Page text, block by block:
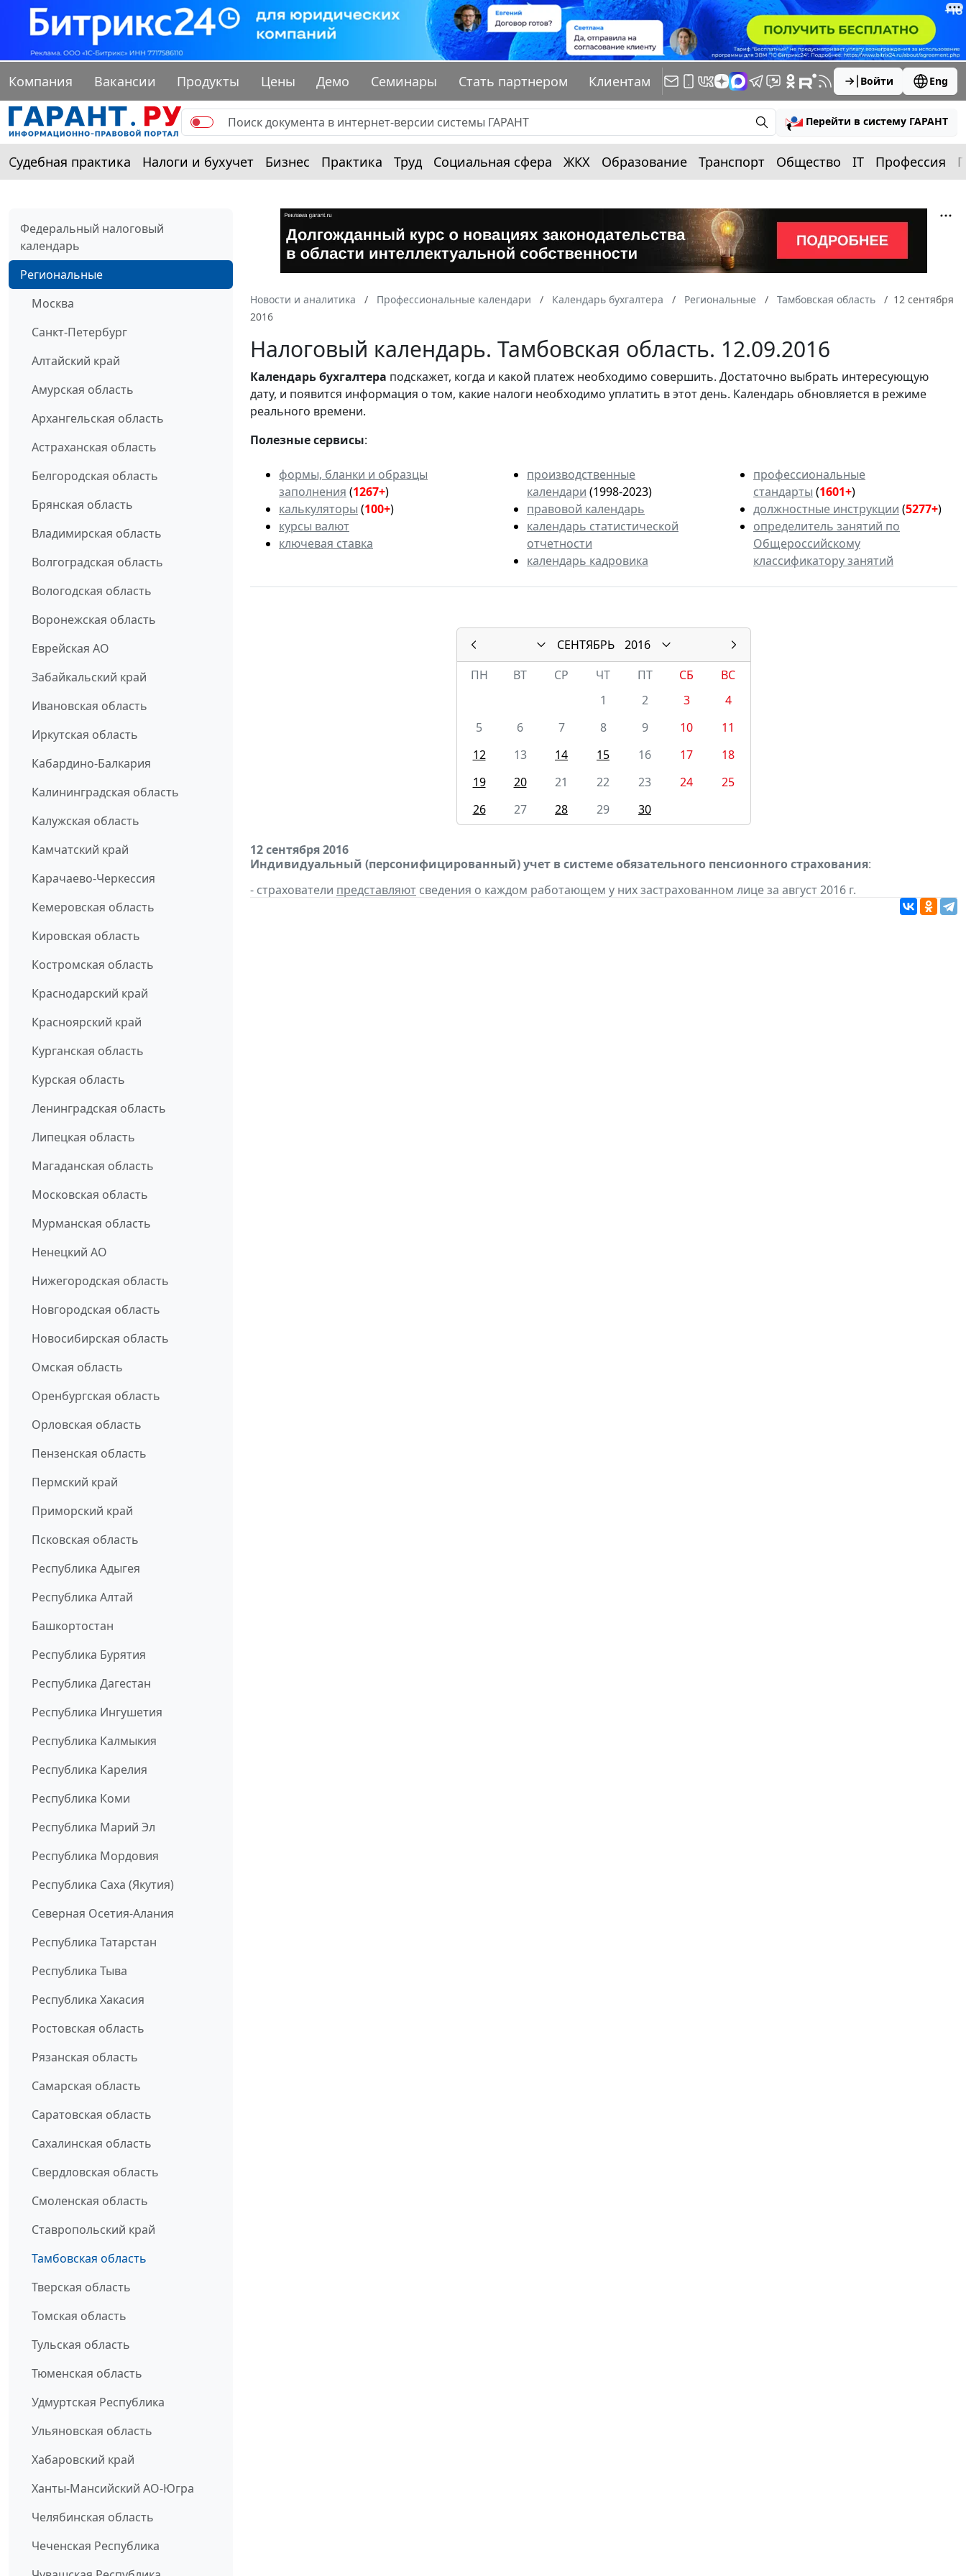
Компания Вакансии Продукты Цены Демо Семинары Стать партнером Клиентам Войти Eng
Перейти в систему ГАРАНТ
Судебная практика Налоги и бухучет Бизнес Практика Труд Социальная сфера ЖКХ Образование Транспорт Общество IT Профессия
Федеральный налоговый
календарь
Региональные
Москва
Санкт-Петербург
Алтайский край
Амурская область
Архангельская область
Астраханская область
Белгородская область
Брянская область
Владимирская область
Волгоградская область
Вологодская область
Воронежская область
Еврейская АО
Забайкальский край
Ивановская область
Иркутская область
Кабардино-Балкария
Калининградская область
Калужская область
Камчатский край
Карачаево-Черкессия
Кемеровская область
Кировская область
Костромская область
Краснодарский край
Красноярский край
Курганская область
Курская область
Ленинградская область
Липецкая область
Магаданская область
Московская область
Мурманская область
Ненецкий АО
Нижегородская область
Новгородская область
Новосибирская область
Омская область
Оренбургская область
Орловская область
Пензенская область
Пермский край
Приморский край
Псковская область
Республика Адыгея
Республика Алтай
Башкортостан
Республика Бурятия
Республика Дагестан
Республика Ингушетия
Республика Калмыкия
Республика Карелия
Республика Коми
Республика Марий Эл
Республика Мордовия
Республика Саха (Якутия)
Северная Осетия-Алания
Республика Татарстан
Республика Тыва
Республика Хакасия
Ростовская область
Рязанская область
Самарская область
Саратовская область
Сахалинская область
Свердловская область
Смоленская область
Ставропольский край
Тамбовская область
Тверская область
Томская область
Тульская область
Тюменская область
Удмуртская Республика
Ульяновская область
Хабаровский край
Ханты-Мансийский АО-Югра
Челябинская область
Чеченская Республика
Новости и аналитика Профессиональные календари Календарь бухгалтера Региональные Тамбовская область
12 сентября
2016
Налоговый календарь. Тамбовская область. 12.09.2016
Календарьбухгалтера подскажет, когда и какой платеж необходимо совершить. Достаточно выбрать интересующую
дату, и появится информация о том, какие налоги необходимо уплатить в этот день. Календарь обновляется в режиме
реального времени.
Полезные сервисы:
формы, бланки и образцы
заполнения (1267+)
калькуляторы (100+)
курсы валют
ключевая ставка
производственные
календари (1998-2023)
правовой календарь
календарь статистической
отчетности
календарь кадровика
профессиональные
стандарты (1601+)
должностные инструкции (5277+)
определитель занятий по
Общероссийскому
классификатору занятий
СЕНТЯБРЬ
2016
ПН
ВТ СР ЧТ ПТ СБ
ВС
1
2 3
4
5
6 7 8 9 10
11
12
13 14 15 16 17
18
19
20 21 22 23 24
25
26
27 28 29 30
12 сентября 2016
Индивидуальный (персонифицированный) учет в системе обязательного пенсионного страхования:
- страхователи представляют сведения о каждом работающем у них застрахованном лице за август 2016 г.